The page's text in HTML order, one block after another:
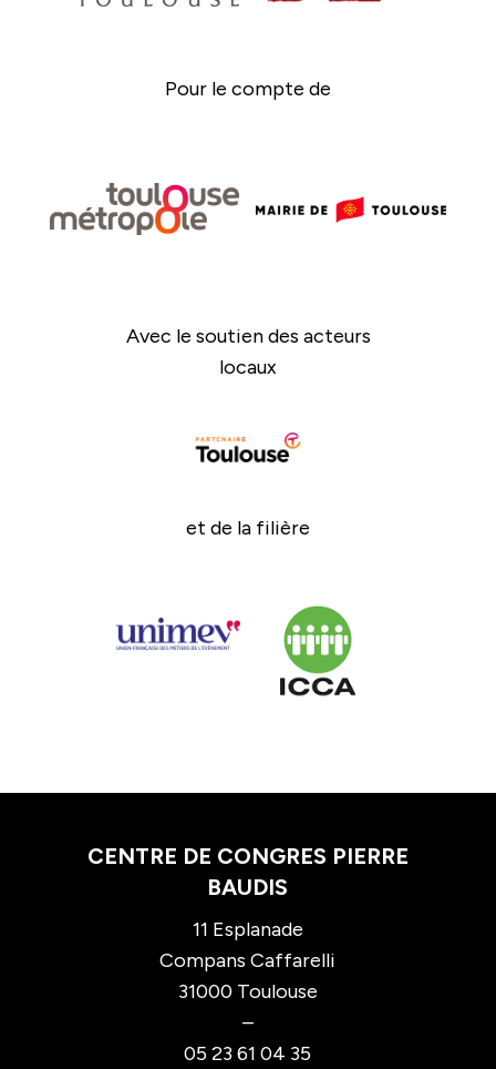
Pour le compte de
Avec le soutien des acteurs
locaux
et de la filière
CENTRE DE CONGRES PIERRE
BAUDIS
11 Esplanade
Compans Caffarelli
31000 Toulouse
–
05 23 61 04 35